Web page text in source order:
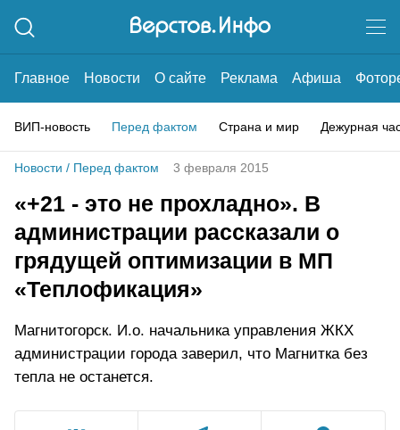
Главное Новости О сайте Реклама Афиша
ВИП-новость Перед фактом Страна и мир Дежурная
Новости / Перед фактом 3 февраля 2015
«+21 - это не прохладно». В
администрации рассказали о
грядущей оптимизации в МП
«Теплофикация»
Магнитогорск. И.о. начальника управления ЖКХ
администрации города заверил, что Магнитка без
тепла не останется.